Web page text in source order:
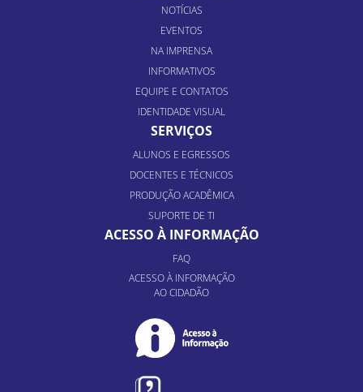
NOTÍCIAS
EVENTOS
NA IMPRENSA
INFORMATIVOS
EQUIPE E CONTATOS
IDENTIDADE VISUAL
SERVIÇOS
ALUNOS E EGRESSOS
DOCENTES E TÉCNICOS
PRODUÇÃO ACADÊMICA
SUPORTE DE TI
ACESSO À INFORMAÇÃO
FAQ
ACESSO À INFORMAÇÃO
AO CIDADÃO